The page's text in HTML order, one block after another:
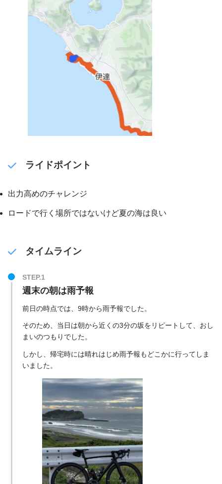
ライドポイント
出力高めのチャレンジ
ロードで行く場所ではないけど夏の海は良い
タイムライン
週末の朝は雨予報
前日の時点では、9時から雨予報でした。
そのため、当日は朝から近くの3分の坂をリピートして、おし
まいのつもりでした。
しかし、帰宅時には晴れはじめ雨予報もどこかに行ってしま
いました。